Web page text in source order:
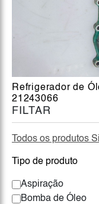
FILTAR
Todos os produtos
Tipo de produto
Aspiração
Bomba de Óleo
Refrigerador de
21243066